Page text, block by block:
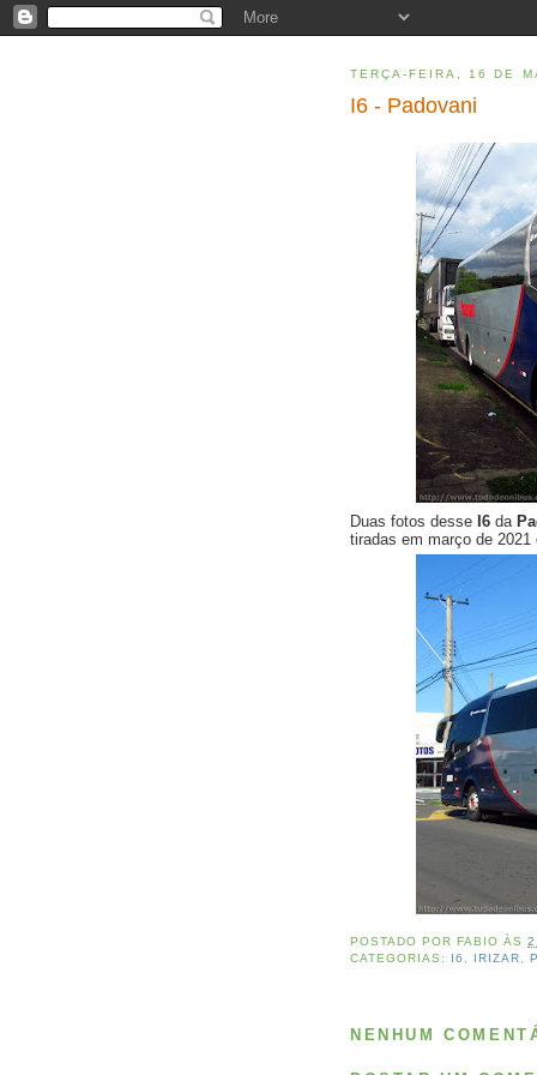
TERÇA-FEIRA, 16 DE
I6 - Padovani
Duas fotos desse I6 da
tiradas em março de 2021
POSTADO PORFABIO ÀS
CATEGORIAS: I6 IRIZAR ,
NENHUM